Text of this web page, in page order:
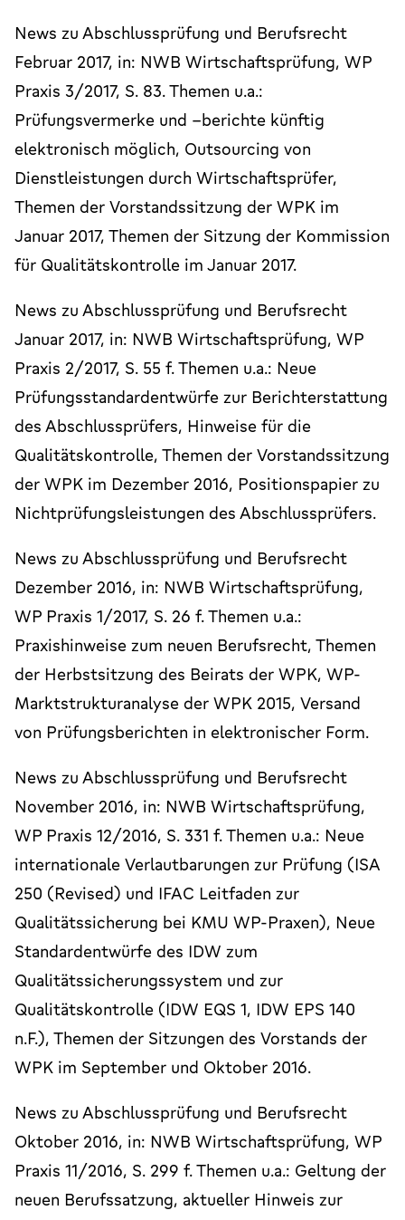
News zu Abschlussprüfung und Berufsrecht
Februar 2017, in: NWB Wirtschaftsprüfung, WP
Praxis 3/2017, S. 83. Themen u.a.:
Prüfungsvermerke und –berichte künftig
elektronisch möglich, Outsourcing von
Dienstleistungen durch Wirtschaftsprüfer,
Themen der Vorstandssitzung der WPK im
Januar 2017, Themen der Sitzung der Kommission
für Qualitätskontrolle im Januar 2017.
News zu Abschlussprüfung und Berufsrecht
Januar 2017, in: NWB Wirtschaftsprüfung, WP
Praxis 2/2017, S. 55 f. Themen u.a.: Neue
Prüfungsstandardentwürfe zur Berichterstattung
des Abschlussprüfers, Hinweise für die
Qualitätskontrolle, Themen der Vorstandssitzung
der WPK im Dezember 2016, Positionspapier zu
Nichtprüfungsleistungen des Abschlussprüfers.
News zu Abschlussprüfung und Berufsrecht
Dezember 2016, in: NWB Wirtschaftsprüfung,
WP Praxis 1/2017, S. 26 f. Themen u.a.:
Praxishinweise zum neuen Berufsrecht, Themen
der Herbstsitzung des Beirats der WPK, WP-
Marktstrukturanalyse der WPK 2015, Versand
von Prüfungsberichten in elektronischer Form.
News zu Abschlussprüfung und Berufsrecht
November 2016, in: NWB Wirtschaftsprüfung,
WP Praxis 12/2016, S. 331 f. Themen u.a.: Neue
internationale Verlautbarungen zur Prüfung (ISA
250 (Revised) und IFAC Leitfaden zur
Qualitätssicherung bei KMU WP-Praxen), Neue
Standardentwürfe des IDW zum
Qualitätssicherungssystem und zur
Qualitätskontrolle (IDW EQS 1, IDW EPS 140
n.F.), Themen der Sitzungen des Vorstands der
WPK im September und Oktober 2016.
News zu Abschlussprüfung und Berufsrecht
Oktober 2016, in: NWB Wirtschaftsprüfung, WP
Praxis 11/2016, S. 299 f. Themen u.a.: Geltung der
neuen Berufssatzung, aktueller Hinweis zur